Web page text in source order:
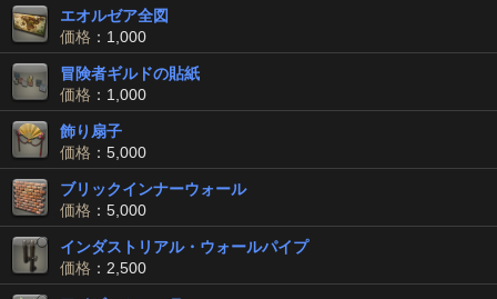
エオルゼア全図
価格 ：1,000
冒険者ギルドの貼紙
価格 ：1,000
飾り扇子
価格 ：5,000
ブリックインナーウォール
価格 ：5,000
インダストリアル・ウォールパイプ
価格 ：2,500